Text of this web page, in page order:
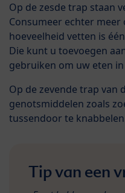
Op de zesde trap staan
Consumeer echter meer
hoeveelheid vetten is
Die kunt u toevoegen
gebruiken om uw eten
Op de zevende trap van
genotsmiddelen zoals
tussendoor te
Tip van een